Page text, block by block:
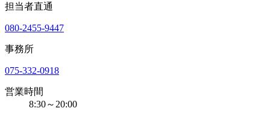
担当者直通
080-2455-9447
事務所
075-332-0918
営業時間
8:30～20:00